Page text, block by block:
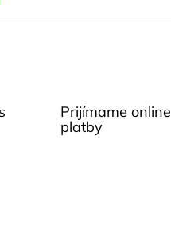
Prijímame online
platby